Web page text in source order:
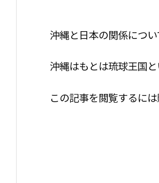
沖縄と日本の関係につ
沖縄はもとは琉球王国
この記事を閲覧するに